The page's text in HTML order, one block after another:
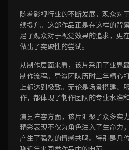
随着影视行业的不断发展，观众对
续提升。这部作品正是在这样的背
足了观众对于视觉效果的追求，更
做出了突破性的尝试。
从制作层面来看，该片采用了业界
制作流程。导演团队历时三年精心
上都达到极致。无论是场景搭建、
作，都体现了制作团队的专业水准
演员阵容方面，该片汇聚了众多实
精彩表现不仅为角色注入了生命力
产生了强烈的情感共鸣。特别是几